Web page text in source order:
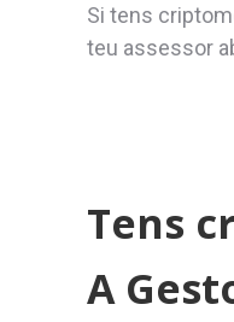
Si tens
teu assessor
Tens
A